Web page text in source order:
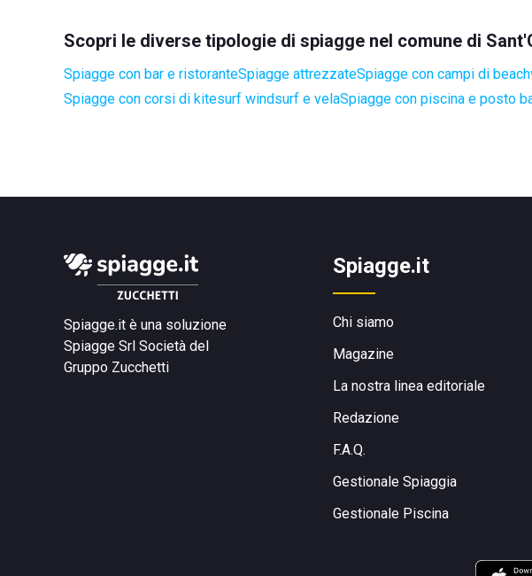
Scopri le diverse tipologie di spiagge nel comune di
Spiagge con bar e ristoranteSpiagge attrezzateSpiagge con campi di
Spiagge con corsi di kitesurf windsurf e velaSpiagge con piscina e posto
Spiagge.it è una soluzione
Spiagge Srl Società del
Gruppo Zucchetti
Spiagge.it
Chi siamo
Magazine
La nostra linea editoriale
Redazione
F.A.Q.
Gestionale Spiaggia
Gestionale Piscina